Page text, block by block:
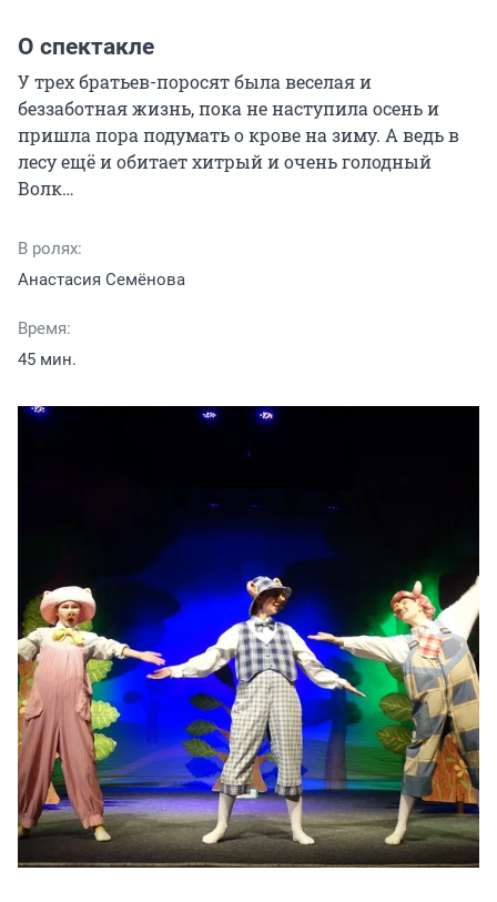
О спектакле
У трех братьев-поросят была веселая и
беззаботная жизнь, пока не наступила осень и
пришла пора подумать о крове на зиму. А ведь в
лесу ещё и обитает хитрый и очень голодный
Волк…
В ролях:
Анастасия Семёнова
Время:
45 мин.